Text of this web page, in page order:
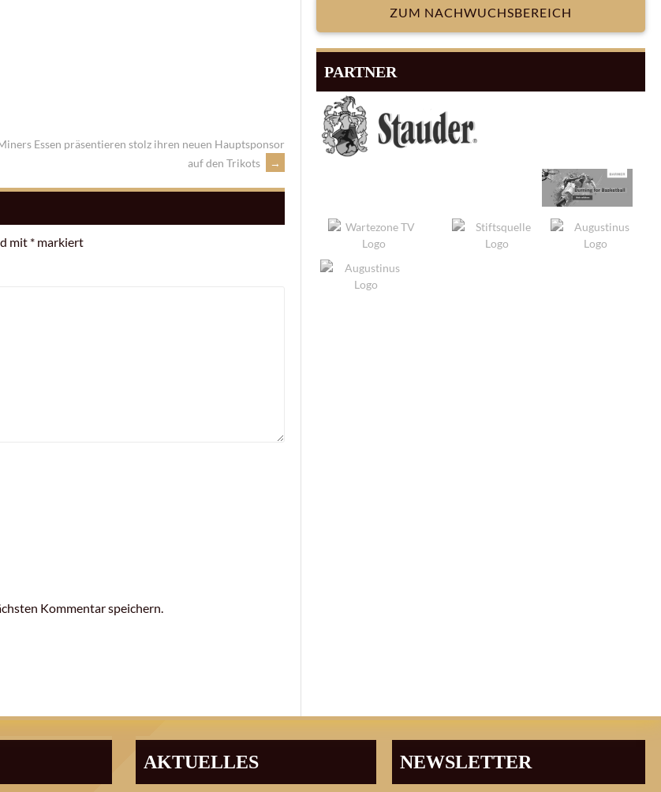
Essen präsentieren stolz ihren neuen Hauptsponsor
auf den Trikots
→
mit * markiert
Kommentar speichern.
ZUM NACHWUCHSBEREICH
PARTNER
AKTUELLES NEWSLETTER